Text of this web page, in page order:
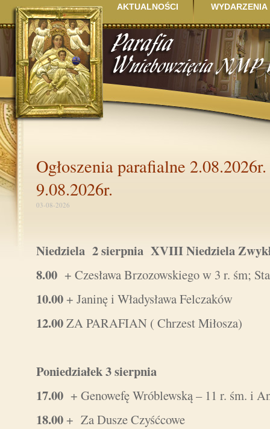
AKTUALNOŚCI WYDARZENIA
Ogłoszenia parafialne
9.08.2026r.
03-08-2026
Niedziela 2 sierpnia XVIII Niedziela
8.00 + Czesława Brzozowskiego w 3 r. śm;
10.00+ Janinę i Władysława Felczaków
12.00ZA PARAFIAN ( Chrzest Miłosza)
Poniedziałek 3 sierpnia
17.00 + Genowefę Wróblewską – 11 r. śm. i
18.00+ Za Dusze Czyśćcowe